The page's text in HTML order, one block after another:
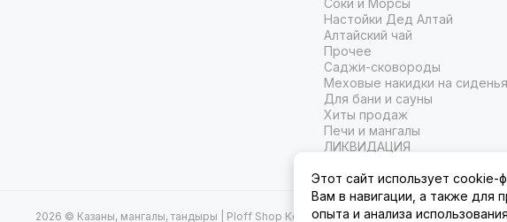
Соки и Морсы
Настойки Дед Алтай
Алтайский чай
Прочее
Саджи-сковороды
Меховые накидки на сиденья
Для бани и сауны
Хиты продаж
Печи и мангалы
ЛИКВИДАЦИЯ
2026 © Казаны, мангалы, тандыры | Ploff Shop Комсомольск-на-Амуре.Карта сайта
Этот сайт использует cookie-
Вам в навигации, а также для
опыта и анализа